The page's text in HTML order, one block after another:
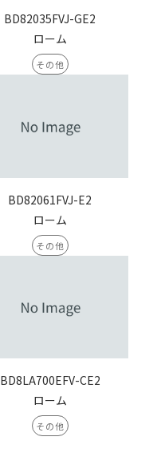
BD82035FVJ-GE2
ローム
その他
BD82061FVJ-E2
ローム
その他
BD8LA700EFV-CE2
ローム
その他